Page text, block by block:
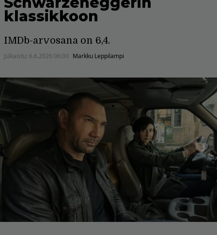
klassikkoon
IMDb-arvosana on 6,4.
Julkaistu: 6.6.2026 06:00 Markku Leppilampi